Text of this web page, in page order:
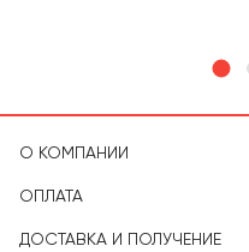
О КОМПАНИИ
ОПЛАТА
ДОСТАВКА И ПОЛУЧЕНИЕ